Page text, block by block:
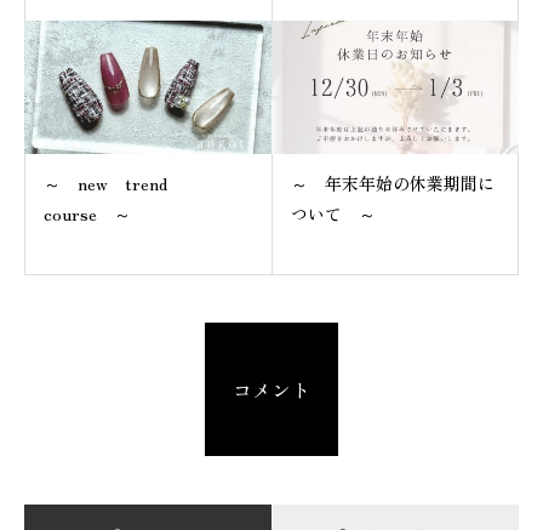
～ new trend
course ～
～ 年末年始の休業期間に
ついて ～
コメント